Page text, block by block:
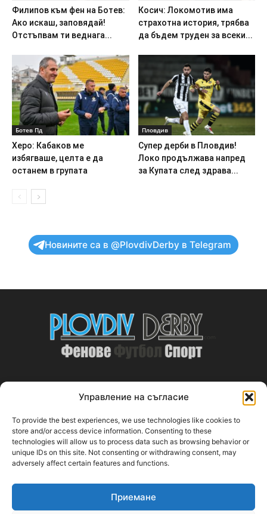
Управление на съгласие
To provide the best experiences, we use technologies like cookies to
store and/or access device information. Consenting to these
technologies will allow us to process data such as browsing behavior or
unique IDs on this site. Not consenting or withdrawing consent, may
adversely affect certain features and functions.
Приемане
Филипов към фен на Ботев:
Ако искаш, заповядай!
Отстъпвам ти веднага...
Косич: Локомотив има
страхотна история, трябва
да бъдем труден за всеки...
Ботев Пд
Херо: Кабаков ме
избягваше, целта е да
останем в групата
Пловдив
Супер дерби в Пловдив!
Локо продължава напред
за Купата след здрава...
Новините са в @PlovdivDerby в Telegram
ABOUT US
PlovdivDerby.com е първата пловдивска изцяло футболна
медия!
Свържи се с нас:plovdivderby.com@gmail.com